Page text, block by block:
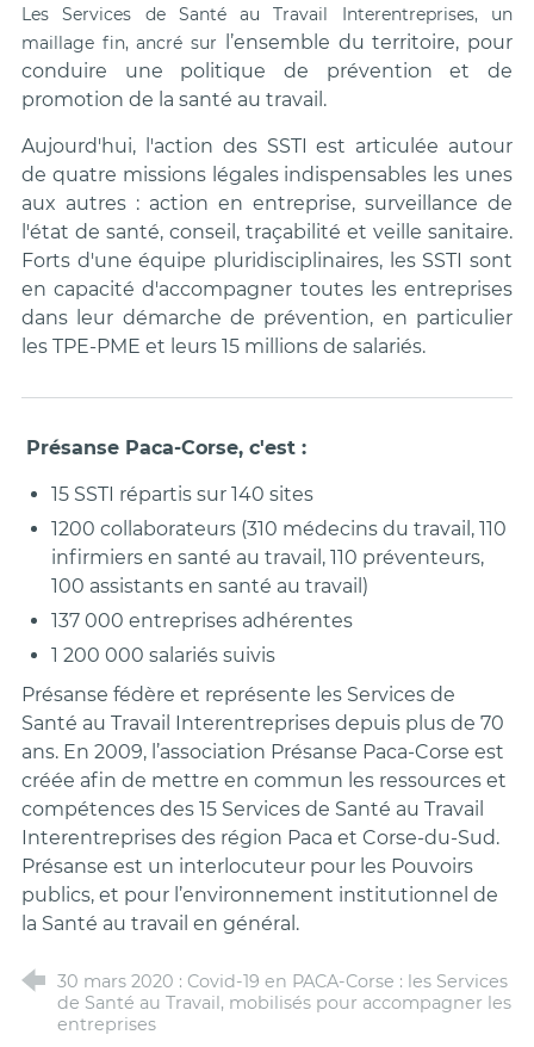
Les Services de Santé au Travail Interentreprises, un
maillage fin, ancré sur
l’ensemble du territoire, pour
conduire une politique de prévention et de
promotion de la santé au travail.
Aujourd'hui, l'action des SSTI est articulée autour
de quatre missions légales indispensables les unes
aux autres : action en entreprise, surveillance de
l'état de santé, conseil, traçabilité et veille sanitaire.
Forts d'une équipe pluridisciplinaires, les SSTI sont
en capacité d'accompagner toutes les entreprises
dans leur démarche de prévention, en particulier
les TPE-PME et leurs 15 millions de salariés.
Présanse Paca-Corse, c'est :
15 SSTI répartis sur 140 sites
1200 collaborateurs (310 médecins du travail, 110
infirmiers en santé au travail, 110 préventeurs,
100 assistants en santé au travail)
137 000 entreprises adhérentes
1 200 000 salariés suivis
Présanse fédère et représente les Services de
Santé au Travail Interentreprises depuis plus de 70
ans. En 2009, l’association Présanse Paca-Corse est
créée afin de mettre en commun les ressources et
compétences des 15 Services de Santé au Travail
Interentreprises des région Paca et Corse-du-Sud.
Présanse est un interlocuteur pour les Pouvoirs
publics, et pour l’environnement institutionnel de
la Santé au travail en général.
30 mars 2020 : Covid-19 en PACA-Corse : les Services
de Santé au Travail, mobilisés pour accompagner les
entreprises